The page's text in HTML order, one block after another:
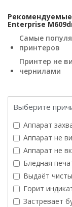
Рекомендуемые
Enterprise
Самые
принтеров
Принтер не
чернилами
Выберите
Аппарат
Аппарат не
Аппарат не
Бледная
Выдаёт
Горит
Застревает